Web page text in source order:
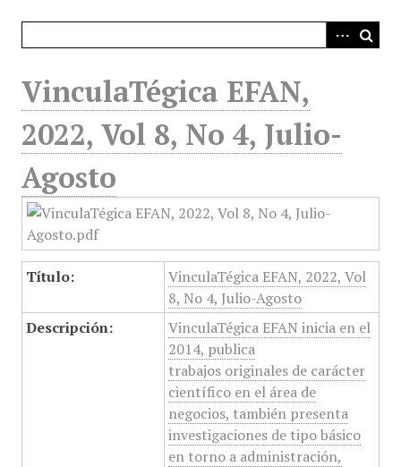
VinculaTégica EFAN,
2022, Vol 8, No 4, Julio-
Agosto
Título:
VinculaTégica EFAN, 2022, Vol
8, No 4, Julio-Agosto
Descripción:
VinculaTégica EFAN inicia en el
2014, publica
trabajos originales de carácter
científico en el área de
negocios, también presenta
investigaciones de tipo básico
en torno a administración,